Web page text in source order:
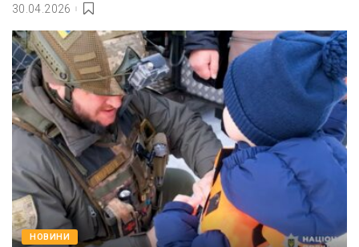
30.04.2026
НОВИНИ